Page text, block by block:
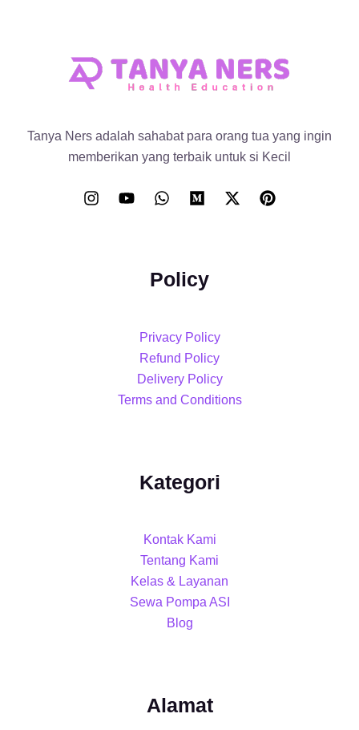
Tanya Ners adalah sahabat para orang tua yang ingin
memberikan yang terbaik untuk si Kecil
Policy
Privacy Policy
Refund Policy
Delivery Policy
Terms and Conditions
Kategori
Kontak Kami
Tentang Kami
Kelas & Layanan
Sewa Pompa ASI
Blog
Alamat